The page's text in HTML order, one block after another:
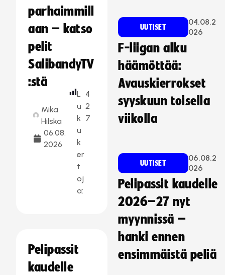
parhaimmill
aan – katso
pelit
SalibandyTV
:stä
Mika
Hilska
06.08.
2026
L
u
k
u
k
er
t
oj
a:
4
2
7
Pelipassit
kaudelle
UUTISET
04.08.2
026
F-liigan alku
häämöttää:
Avauskierrokset
syyskuun toisella
viikolla
UUTISET
06.08.2
026
Pelipassit kaudelle
2026–27 nyt
myynnissä –
hanki ennen
ensimmäistä peliä